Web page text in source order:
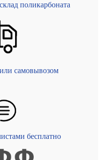
поликарбоната
самовывозом
бесплатно